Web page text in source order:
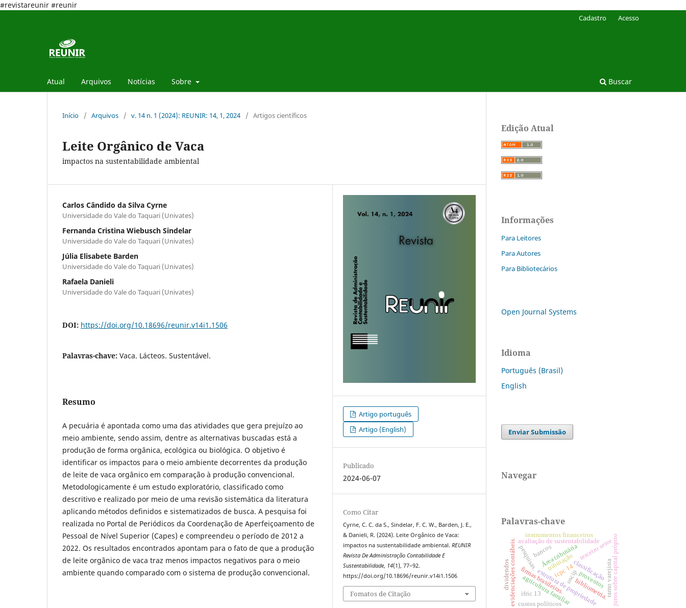
#revistareunir #reunir
Atual Arquivos Notícias Sobre Buscar
Cadastro Acesso
Início / Arquivos / v. 14 n. 1 (2024): REUNIR: 14, 1, 2024 / Artigos científicos
Leite Orgânico de Vaca
impactos na sustentabilidade ambiental
Carlos Cândido da Silva Cyrne
Universidade do Vale do Taquari (Univates)
Fernanda Cristina Wiebusch Sindelar
Universidade do Vale do Taquari (Univates)
Júlia Elisabete Barden
Universidade do Vale do Taquari (Univates)
Rafaela Danieli
Universidade do Vale do Taquari (Univates)
DOI: https://doi.org/10.18696/reunir.v14i1.1506
Palavras-chave: Vaca. Lácteos. Sustentável.
Resumo
A pecuária é apontada como uma das atividades que gera prejuízo ao
meio ambiente, sendo assim, dentre as alternativas buscadas está a
produção de forma orgânica, ecológica ou biológica. O objetivo é
identificar os impactos para o meio ambiente decorrentes da produção
de leite de vaca orgânico em comparação à produção convencional.
Metodologicamente é um estudo exploratório, classificado como
descritivo e realizado por meio de uma revisão sistemática da literatura
aplicando métodos definidos e sistematizados de busca. A pesquisa foi
realizada no Portal de Periódicos da Coordenação de Aperfeiçoamento de
Pessoal de Nível Superior (Capes) e compreendeu o período de 2012 a
2022. Os resultados encontrados apontam para o fato de que a produção
de leite orgânico de vaca traz menos impactos negativos para o meio
ambiente quando comparado com o sistema de produção convencional.
Artigo português
Artigo (English)
Publicado
2024-06-07
Como Citar
Cyrne, C. C. da S., Sindelar, F. C. W., Barden, J. E.,
& Danieli, R. (2024). Leite Orgânico de Vaca:
impactos na sustentabilidade ambiental.REUNIR
Revista De Administração Contabilidade E
Sustentabilidade, 14(1), 77–92.
https://doi.org/10.18696/reunir.v14i1.1506
Fomatos de Citação
Edição Atual
Informações
Para Leitores
Para Autores
Para Bibliotecários
Open Journal Systems
Idioma
Português (Brasil)
English
Enviar Submissão
Navegar
Palavras-chave
classificação
Área tributária
tributação
estrutura de propriedade
firmas brasileiras.
avaliação de sustentabilidade
agricultura familiarbibliometria.
bancos
instrumentos financeiros
pesquisas. terceiro setor
oscip ramo varejista
custos políticos
evidenciações contábeis. ifric 13
icpc 14
dividendos juros sobre capital próprio
proventos